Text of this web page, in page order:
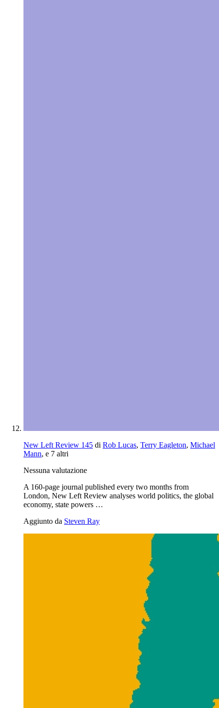
New Left Review 145 di Rob Lucas, Terry Eagleton, Michael
Mann, e 7 altri
Nessuna valutazione
A 160-page journal published every two months from
London, New Left Review analyses world politics, the global
economy, state powers …
Aggiunto da Steven Ray